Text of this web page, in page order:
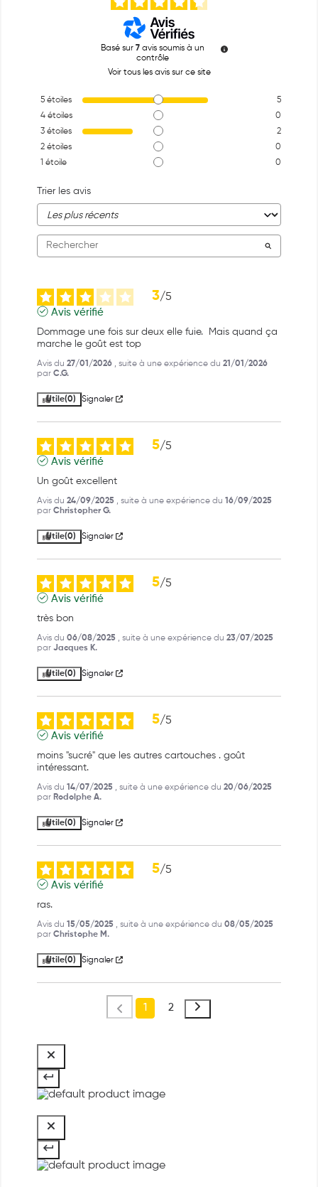
Basé sur 7 avis soumis à un
contrôle
Voir tous les avis sur ce site
5 étoiles
5
4 étoiles
0
3 étoiles
2
2 étoiles
0
1 étoile 0
Trier les avis
3/5
Avis vérifié
Dommage une fois sur deux elle fuie.  Mais quand ça
marche le goût est top
Avis du 27/01/2026 , suite à une expérience du 21/01/2026
par C.G.
Utile(0) Signaler
5/5
Avis vérifié
Un goût excellent
Avis du 24/09/2025 , suite à une expérience du 16/09/2025
par Christopher G.
Utile(0) Signaler
5/5
Avis vérifié
très bon
Avis du 06/08/2025 , suite à une expérience du 23/07/2025
par Jacques K.
Utile(0) Signaler
5/5
Avis vérifié
moins "sucré" que les autres cartouches . goût
intéressant.
Avis du 14/07/2025 , suite à une expérience du 20/06/2025
par Rodolphe A.
Utile(0) Signaler
5/5
Avis vérifié
ras.
Avis du 15/05/2025 , suite à une expérience du 08/05/2025
par Christophe M.
Utile(0) Signaler
1 2